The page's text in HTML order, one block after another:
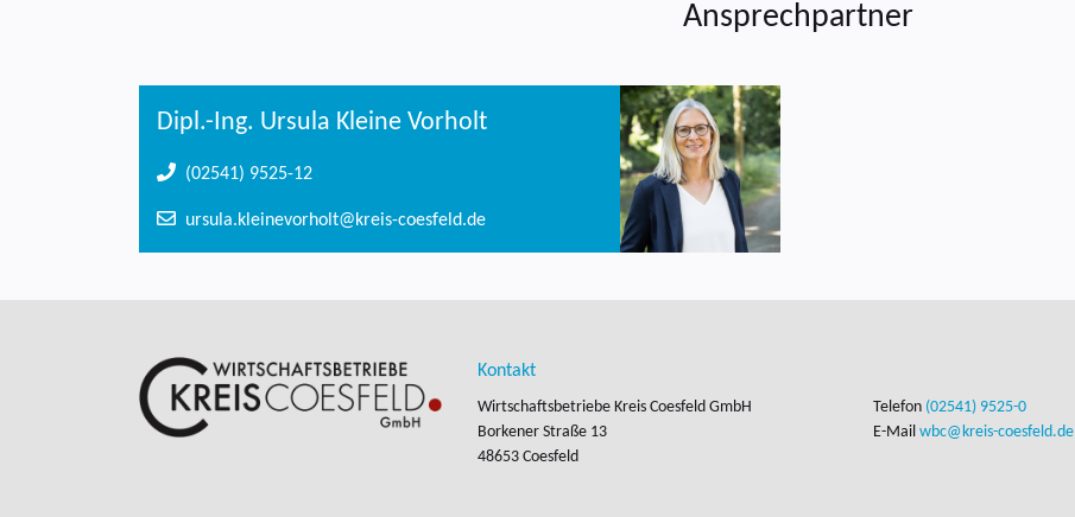
Ansprechpartner
Dipl.-Ing. Ursula Kleine Vorholt
(02541) 9525-12
ursula.kleinevorholt@kreis-coesfeld.de
Kontakt
Wirtschaftsbetriebe Kreis Coesfeld GmbH
Borkener Straße 13
48653 Coesfeld
Telefon (02541) 9525-0
E-Mail wbc@kreis-coesfeld.de